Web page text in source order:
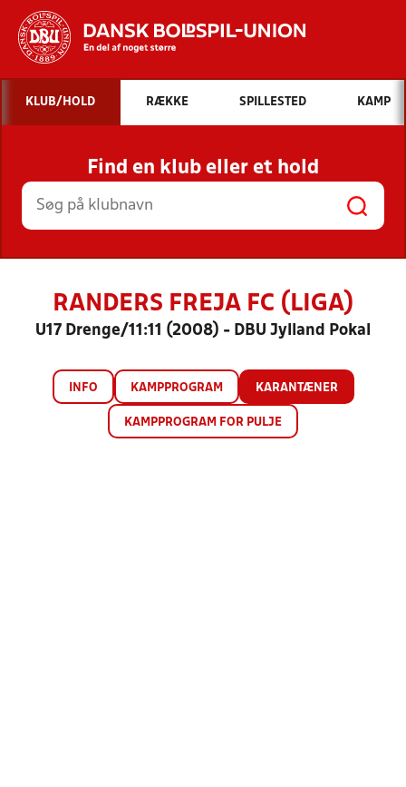
Hvad vil du søge efter?
INDHOLD OG NYHEDER
STILLINGER, RESULTATER, KLUBBER OG
HOLD
KLUB/HOLD RÆKKE SPILLESTED KAMP
Find en klub eller et hold
RANDERS FREJA FC (LIGA)
U17 Drenge/11:11 (2008) - DBU Jylland Pokal
INFO KAMPPROGRAM KARANTÆNER
KAMPPROGRAM FOR PULJE